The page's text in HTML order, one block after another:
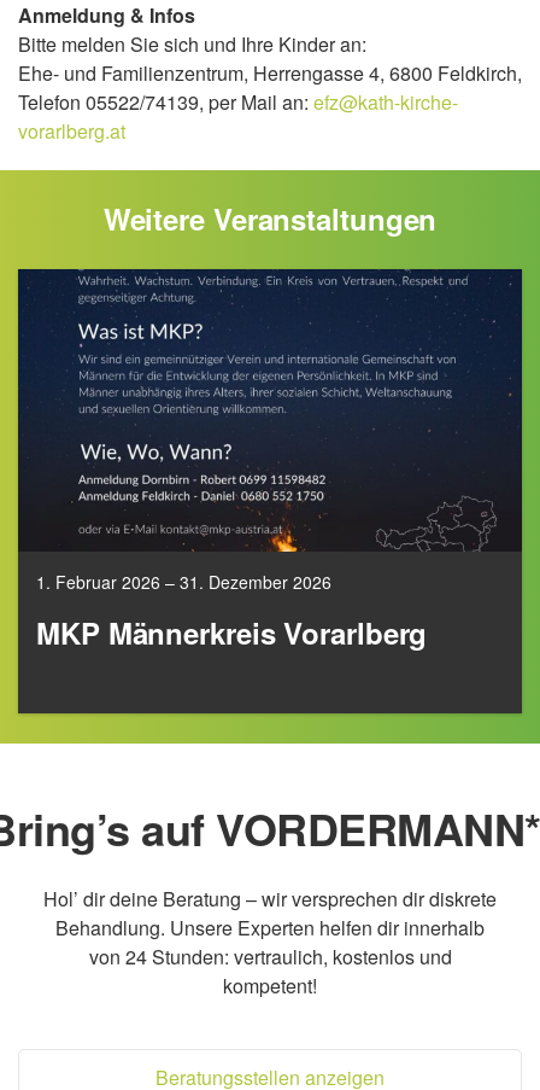
Anmeldung & Infos
Bitte melden Sie sich und Ihre Kinder an:
Ehe- und Familienzentrum, Herrengasse 4, 6800 Feldkirch,
Telefon 05522/74139, per Mail an: efz@kath-kirche-
vorarlberg.at
Weitere Veranstaltungen
1. Februar 2026 – 31. Dezember 2026
MKP Männerkreis Vorarlberg
auf
Hol’ dir deine Beratung – wir versprechen dir diskrete
Behandlung. Unsere Experten helfen dir innerhalb
von 24 Stunden: vertraulich, kostenlos und
kompetent!
Beratungsstellen anzeigen